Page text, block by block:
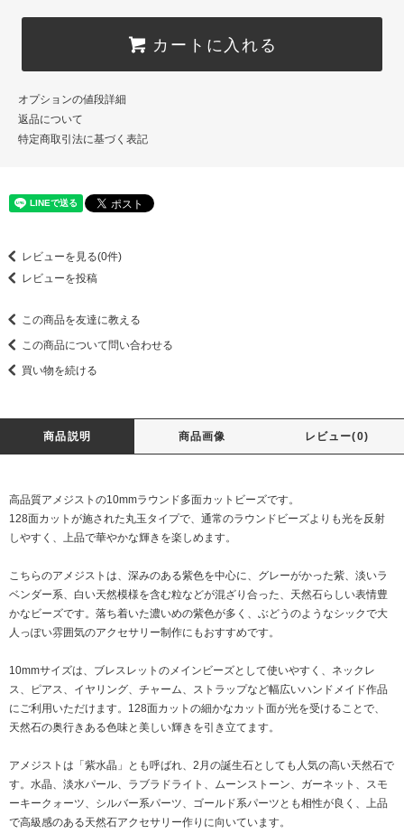
カートに入れる
オプションの値段詳細
返品について
特定商取引法に基づく表記
レビューを見る(0件)
レビューを投稿
この商品を友達に教える
この商品について問い合わせる
買い物を続ける
商品説明 商品画像 レビュー(0)
高品質アメジストの10mmラウンド多面カットビーズです。
128面カットが施された丸玉タイプで、通常のラウンドビーズよりも光を反射
しやすく、上品で華やかな輝きを楽しめます。
こちらのアメジストは、深みのある紫色を中心に、グレーがかった紫、淡いラ
ベンダー系、白い天然模様を含む粒などが混ざり合った、天然石らしい表情豊
かなビーズです。落ち着いた濃いめの紫色が多く、ぶどうのようなシックで大
人っぽい雰囲気のアクセサリー制作にもおすすめです。
10mmサイズは、ブレスレットのメインビーズとして使いやすく、ネックレ
ス、ピアス、イヤリング、チャーム、ストラップなど幅広いハンドメイド作品
にご利用いただけます。128面カットの細かなカット面が光を受けることで、
天然石の奥行きある色味と美しい輝きを引き立てます。
アメジストは「紫水晶」とも呼ばれ、2月の誕生石としても人気の高い天然石で
す。水晶、淡水パール、ラブラドライト、ムーンストーン、ガーネット、スモ
ーキークォーツ、シルバー系パーツ、ゴールド系パーツとも相性が良く、上品
で高級感のある天然石アクセサリー作りに向いています。